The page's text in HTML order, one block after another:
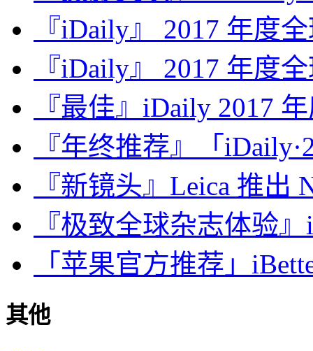
『iDaily』 2017 年度
『iDaily』 2017 年度
『最佳』iDaily 2017
『年终推荐』「
『新镜头』Leica 推出
『极致全球杂志体验
「苹果官方推荐」
其他